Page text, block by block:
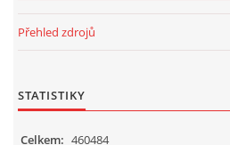
Přehled zdrojů
STATISTIKY
Celkem: 460484